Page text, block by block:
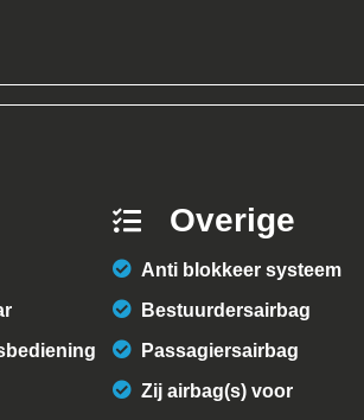
Overige
Anti blokkeer systeem
Bestuurdersairbag
Passagiersairbag
Zij airbag(s) voor